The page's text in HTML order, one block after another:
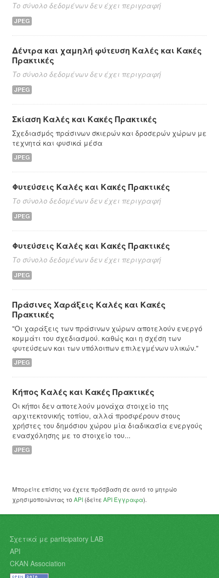
Το σύνολο δεδομένων δεν έχει περιγραφή
JPEG
Δέντρα και χαμηλή φύτευση Καλές και Κακές
Πρακτικές
Το σύνολο δεδομένων δεν έχει περιγραφή
JPEG
Σκίαση Καλές και Κακές Πρακτικές
Σχεδιασμός πράσινων σκιερών και δροσερών χώρων με
τεχνητά και φυσικά μέσα
JPEG
Φυτεύσεις Καλές και Κακές Πρακτικές
Το σύνολο δεδομένων δεν έχει περιγραφή
JPEG
Φυτεύσεις Καλές και Κακές Πρακτικές
Το σύνολο δεδομένων δεν έχει περιγραφή
JPEG
Πράσινες Χαράξεις Καλές και Κακές
Πρακτικές
"Οι χαράξεις των πράσινων χώρων αποτελούν ενεργό
κομμάτι του σχεδιασμού. καθώς και η σχέση των
φυτεύσεων και των υπόλοιπων επιλεγμένων υλικών."
JPEG
Κήπος Καλές και Κακές Πρακτικές
Οι κήποι δεν αποτελούν μονάχα στοιχείο της
αρχιτεκτονικής τοπίου, αλλά προσφέρουν στους
χρήστες του δημόσιου χώρου μία διαδικασία ενεργούς
ενασχόλησης με το στοιχείο του...
JPEG
Μπορείτε επίσης να έχετε πρόσβαση σε αυτό το μητρώο
χρησιμοποιώντας το API (δείτε API Έγγραφα).
Σχετικά με participatory LAB
API
CKAN Association